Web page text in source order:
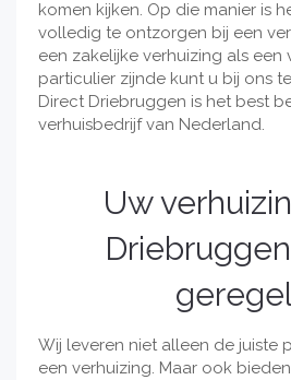
komen kijken. Op die manier is
volledig te ontzorgen bij een
een zakelijke verhuizing als een
particulier zijnde kunt u bij ons
Direct Driebruggen is het best
verhuisbedrijf van Nederland.
Uw
Wij leveren niet alleen de juiste
een verhuizing. Maar ook